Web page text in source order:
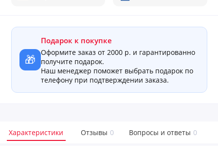
🎁
Подарок к покупке
Оформите заказ от 2000 р. и гарантированно
получите подарок.
Наш менеджер поможет выбрать подарок по
телефону при подтверждении заказа.
Характеристики Отзывы 0 Вопросы и ответы 0